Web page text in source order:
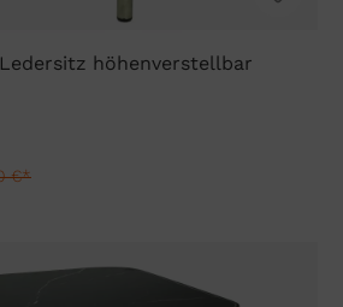
höhenverstellbar
€*